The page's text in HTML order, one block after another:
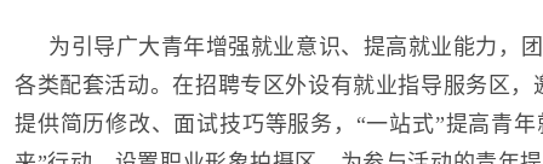
为引导广大青年增强就业意识、提高就业能力，
各类配套活动。在招聘专区外设有就业指导服务区，
提供简历修改、面试技巧等服务，“一站式”提高青年